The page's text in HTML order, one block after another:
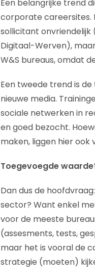
Een belangrijke trend
corporate careersites.
sollicitant onvriendelijk
Digitaal-Werven),
W&S bureaus, omdat
Een tweede trend is
nieuwe media.
sociale netwerken in
en goed bezocht.
maken, liggen hier ook
Toegevoegde
Dan dus de
sector? Want enkel
voor de meeste
(assesments, tests,
maar het is vooral de
strategie (moeten)